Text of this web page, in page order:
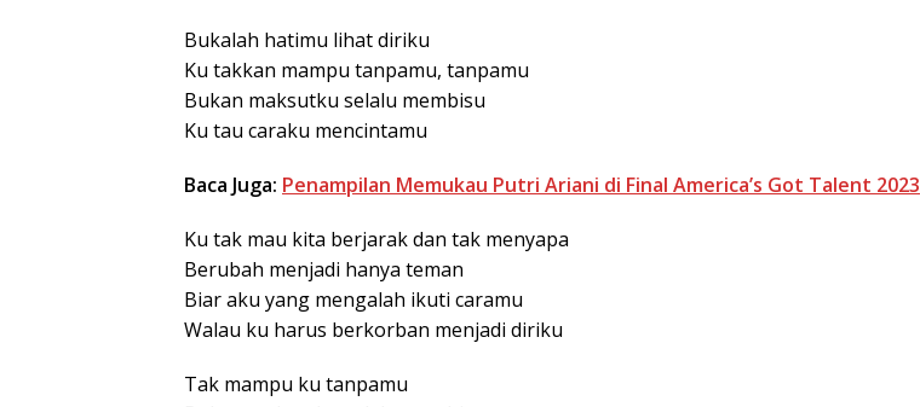
Bukalah hatimu lihat diriku
Ku takkan mampu tanpamu, tanpamu
Bukan maksutku selalu membisu
Ku tau caraku mencintamu
Baca Juga: Penampilan Memukau Putri Ariani di Final America’s Got Talent 2023
Ku tak mau kita berjarak dan tak menyapa
Berubah menjadi hanya teman
Biar aku yang mengalah ikuti caramu
Walau ku harus berkorban menjadi diriku
Tak mampu ku tanpamu